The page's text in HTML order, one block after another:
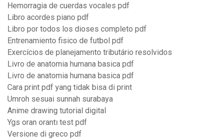
Hemorragia de cuerdas vocales pdf
Libro acordes piano pdf
Libro por todos los dioses completo pdf
Entrenamiento fisico de futbol pdf
Exercícios de planejamento tributário resolvidos
Livro de anatomia humana basica pdf
Livro de anatomia humana basica pdf
Cara print pdf yang tidak bisa di print
Umroh sesuai sunnah surabaya
Anime drawing tutorial digital
Ygs oran orantı test pdf
Versione di greco pdf